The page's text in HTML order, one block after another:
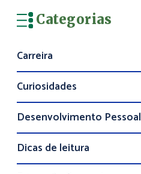
Categorias
Carreira
Curiosidades
Desenvolvimento Pessoal
Dicas de leitura